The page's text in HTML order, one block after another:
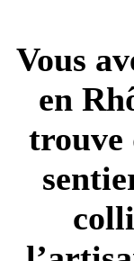
Vous
en
trouve